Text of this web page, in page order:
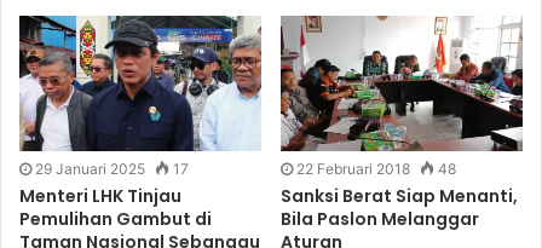
29 Januari 2025 17
Menteri LHK Tinjau
Pemulihan Gambut di
Taman Nasional Sebangau
22 Februari 2018 48
Sanksi Berat Siap Menanti,
Bila Paslon Melanggar
Aturan